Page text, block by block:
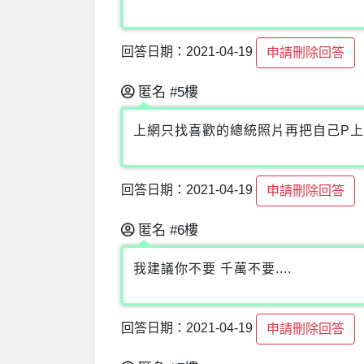
回答日期：2021-04-19 申請刪除回答
匿名 #5樓
上網只找喜歡的總統照片再把自己P
回答日期：2021-04-19 申請刪除回答
匿名 #6樓
我建議你不要 千萬不要....
回答日期：2021-04-19 申請刪除回答